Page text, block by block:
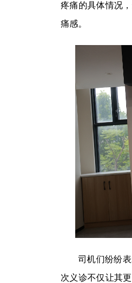
疼痛的具体情况
痛感。
司机们纷纷
次义诊不仅让其